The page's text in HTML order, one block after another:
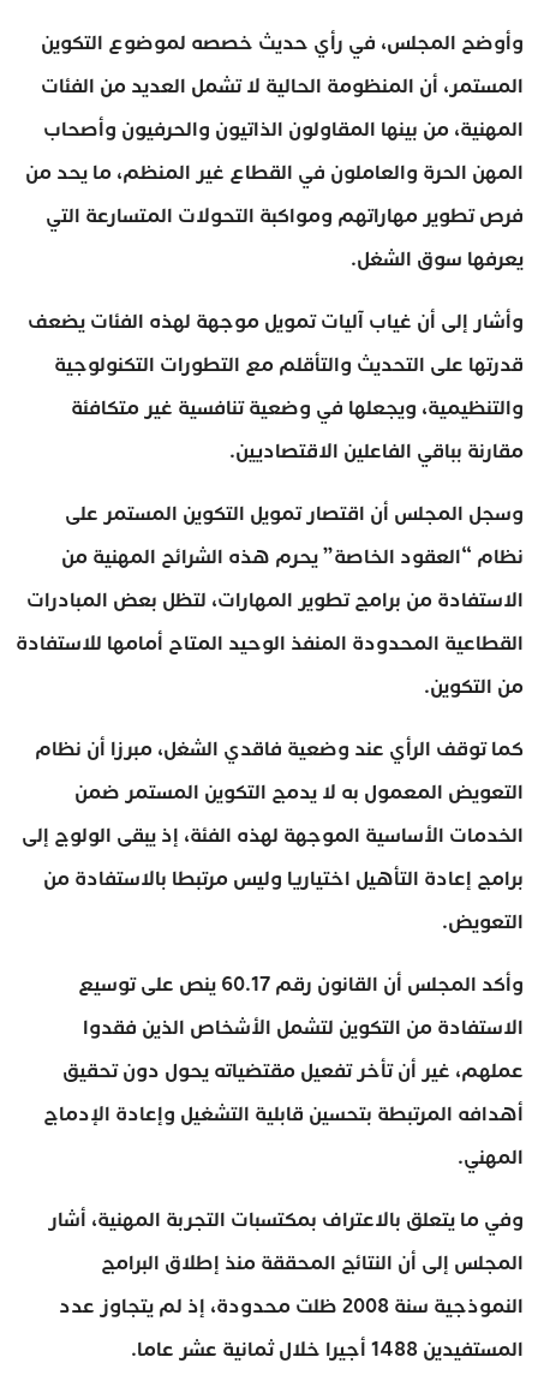
وأوضح المجلس، في رأي حديث خصصه لموضوع التكوين
المستمر، أن المنظومة الحالية لا تشمل العديد من الفئات
المهنية، من بينها المقاولون الذاتيون والحرفيون وأصحاب
المهن الحرة والعاملون في القطاع غير المنظم، ما يحد من
فرص تطوير مهاراتهم ومواكبة التحولات المتسارعة التي
يعرفها سوق الشغل.
وأشار إلى أن غياب آليات تمويل موجهة لهذه الفئات يضعف
قدرتها على التحديث والتأقلم مع التطورات التكنولوجية
والتنظيمية، ويجعلها في وضعية تنافسية غير متكافئة
مقارنة بباقي الفاعلين الاقتصاديين.
وسجل المجلس أن اقتصار تمويل التكوين المستمر على
نظام “العقود الخاصة” يحرم هذه الشرائح المهنية من
الاستفادة من برامج تطوير المهارات، لتظل بعض المبادرات
القطاعية المحدودة المنفذ الوحيد المتاح أمامها للاستفادة
من التكوين.
كما توقف الرأي عند وضعية فاقدي الشغل، مبرزا أن نظام
التعويض المعمول به لا يدمج التكوين المستمر ضمن
الخدمات الأساسية الموجهة لهذه الفئة، إذ يبقى الولوج إلى
برامج إعادة التأهيل اختياريا وليس مرتبطا بالاستفادة من
التعويض.
وأكد المجلس أن القانون رقم 60.17 ينص على توسيع
الاستفادة من التكوين لتشمل الأشخاص الذين فقدوا
عملهم، غير أن تأخر تفعيل مقتضياته يحول دون تحقيق
أهدافه المرتبطة بتحسين قابلية التشغيل وإعادة الإدماج
المهني.
وفي ما يتعلق بالاعتراف بمكتسبات التجربة المهنية، أشار
المجلس إلى أن النتائج المحققة منذ إطلاق البرامج
النموذجية سنة 2008 ظلت محدودة، إذ لم يتجاوز عدد
المستفيدين 1488 أجيرا خلال ثمانية عشر عاما.